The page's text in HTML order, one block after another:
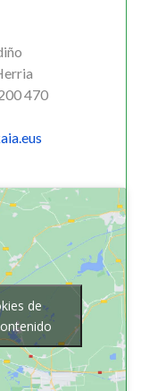
470
de